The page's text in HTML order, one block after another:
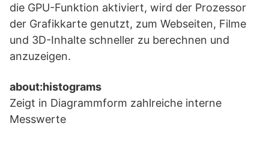
die GPU-Funktion aktiviert, wird der Prozessor
der Grafikkarte genutzt, zum Webseiten, Filme
und 3D-Inhalte schneller zu berechnen und
anzuzeigen.
about:histograms
Zeigt in Diagrammform zahlreiche interne
Messwerte